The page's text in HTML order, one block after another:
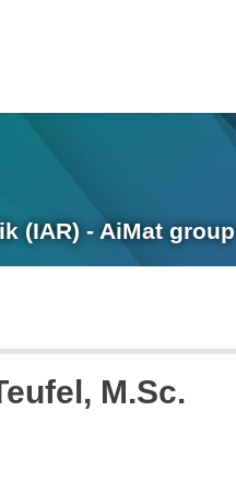
(IAR) - AiMat group
, M.Sc.